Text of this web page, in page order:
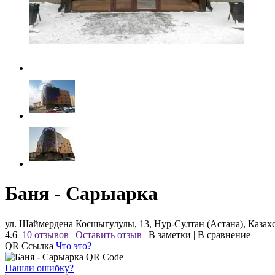
Баня - Сарыарка
ул. Шаймердена Косшыгулулы, 13, Нур-Султан (Астана),
4.6 10 отзывов | Оставить отзыв | В заметки | В сравнение
QR Ссылка Что это?
Нашли ошибку?